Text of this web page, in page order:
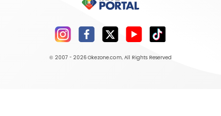
© 2007 - 2026 Okezone.com, All Rights Reserved